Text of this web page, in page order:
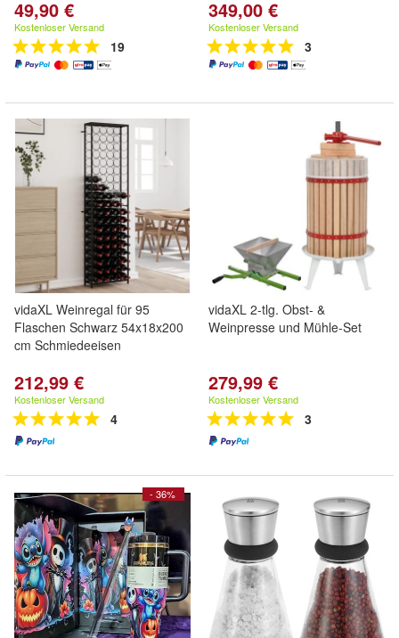
49,90 €
Kostenloser Versand
19
349,00 €
Kostenloser Versand
3
vidaXL Weinregal für 95
Flaschen Schwarz 54x18x200
cm Schmiedeeisen
212,99 €
Kostenloser Versand
4
vidaXL 2-tlg. Obst- &
Weinpresse und Mühle-Set
279,99 €
Kostenloser Versand
3
- 36%